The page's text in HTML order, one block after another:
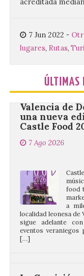
acreditada
7 Jun 2022 -
lugares, Rutas,
ÚLTIMAS
Food trucks
Valencia de
una nueva
Castle Food
7 Ago 2026
a
localidad leonesa
sigue adelante
eventos
[…]
La Comisión